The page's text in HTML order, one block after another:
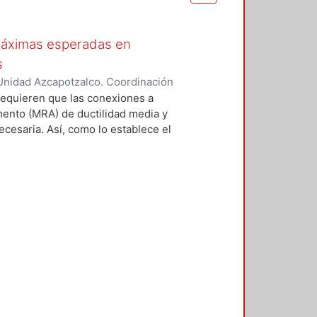
esperadas en
Azcapotzalco. Coordinación
Sandra que las conexiones a
(MRA) de ductilidad media y
Así, como lo establece el